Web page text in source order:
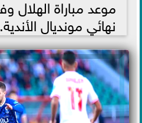
موعد مباراة
نهائي مونديال